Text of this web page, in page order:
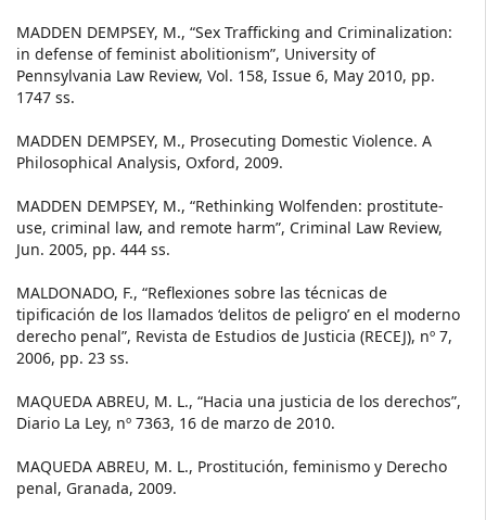
MADDEN DEMPSEY, M., “Sex Trafficking and Criminalization:
in defense of feminist abolitionism”, University of
Pennsylvania Law Review, Vol. 158, Issue 6, May 2010, pp.
1747 ss.
MADDEN DEMPSEY, M., Prosecuting Domestic Violence. A
Philosophical Analysis, Oxford, 2009.
MADDEN DEMPSEY, M., “Rethinking Wolfenden: prostitute-
use, criminal law, and remote harm”, Criminal Law Review,
Jun. 2005, pp. 444 ss.
MALDONADO, F., “Reflexiones sobre las técnicas de
tipificación de los llamados ‘delitos de peligro’ en el moderno
derecho penal”, Revista de Estudios de Justicia (RECEJ), nº 7,
2006, pp. 23 ss.
MAQUEDA ABREU, M. L., “Hacia una justicia de los derechos”,
Diario La Ley, nº 7363, 16 de marzo de 2010.
MAQUEDA ABREU, M. L., Prostitución, feminismo y Derecho
penal, Granada, 2009.